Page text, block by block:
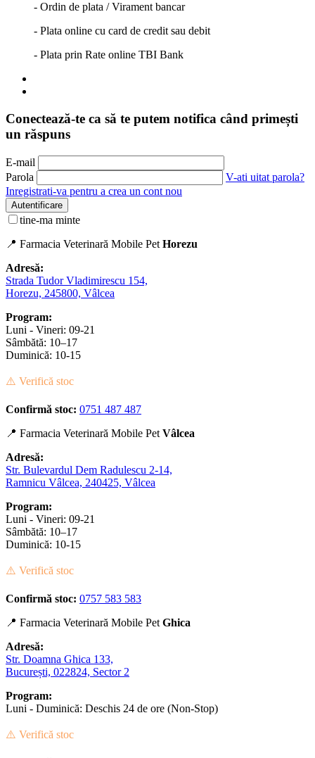
- Ordin de plata / Virament bancar
- Plata online cu card de credit sau debit
- Plata prin Rate online TBI Bank
Conectează-te ca să te putem notifica când primești
un răspuns
E-mail
Parola
V-ati uitat parola?
Inregistrati-va pentru a crea un cont nou
Autentificare
tine-ma minte
📍 Farmacia Veterinară Mobile Pet Horezu
Adresă:
Strada Tudor Vladimirescu 154,
Horezu, 245800, Vâlcea
Program:
Luni - Vineri: 09-21
Sâmbătă: 10–17
Duminică: 10-15
⚠️ Verifică stoc
Confirmă stoc: 0751 487 487
📍 Farmacia Veterinară Mobile Pet Vâlcea
Adresă:
Str. Bulevardul Dem Radulescu 2-14,
Ramnicu Vâlcea, 240425, Vâlcea
Program:
Luni - Vineri: 09-21
Sâmbătă: 10–17
Duminică: 10-15
⚠️ Verifică stoc
Confirmă stoc: 0757 583 583
📍 Farmacia Veterinară Mobile Pet Ghica
Adresă:
Str. Doamna Ghica 133,
București, 022824, Sector 2
Program:
Luni - Duminică: Deschis 24 de ore (Non-Stop)
⚠️ Verifică stoc